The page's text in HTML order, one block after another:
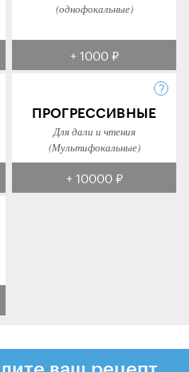
(однофокальные)
+ 1000 ₽
ПРОГРЕССИВНЫЕ
Для дали и чтения
(Мультифокальные)
+ 10000 ₽